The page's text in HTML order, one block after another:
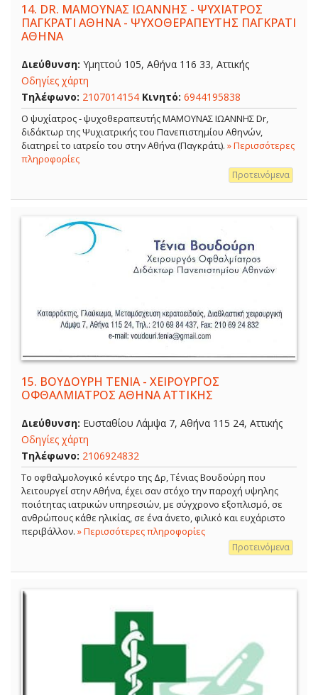
14. DR. ΜΑΜΟΥΝΑΣ ΙΩΑΝΝΗΣ - ΨΥΧΙΑΤΡΟΣ
ΠΑΓΚΡΑΤΙ ΑΘΗΝΑ - ΨΥΧΟΘΕΡΑΠΕΥΤΗΣ ΠΑΓΚΡΑΤΙ
ΑΘΗΝΑ
Διεύθυνση: Υμηττού 105, Αθήνα 116 33, Αττικής
Οδηγίες χάρτη
Τηλέφωνο: 2107014154 Κινητό: 6944195838
Ο ψυχίατρος - ψυχοθεραπευτής ΜΑΜΟΥΝΑΣ ΙΩΑΝΝΗΣ Dr,
διδάκτωρ της Ψυχιατρικής του Πανεπιστημίου Αθηνών,
διατηρεί το ιατρείο του στην Αθήνα (Παγκράτι). » Περισσότερες
πληροφορίες
Προτεινόμενα
15. ΒΟΥΔΟΥΡΗ ΤΕΝΙΑ - ΧΕΙΡΟΥΡΓΟΣ
ΟΦΘΑΛΜΙΑΤΡΟΣ ΑΘΗΝΑ ΑΤΤΙΚΗΣ
Διεύθυνση: Ευσταθίου Λάμψα 7, Αθήνα 115 24, Αττικής
Οδηγίες χάρτη
Τηλέφωνο: 2106924832
Το οφθαλμολογικό κέντρο της Δρ, Τένιας Βουδούρη που
λειτουργεί στην Αθήνα, έχει σαν στόχο την παροχή υψηλης
ποιότητας ιατρικών υπηρεσιών, με σύγχρονο εξοπλισμό, σε
ανθρώπους κάθε ηλικίας, σε ένα άνετο, φιλικό και ευχάριστο
περιβάλλον. » Περισσότερες πληροφορίες
Προτεινόμενα